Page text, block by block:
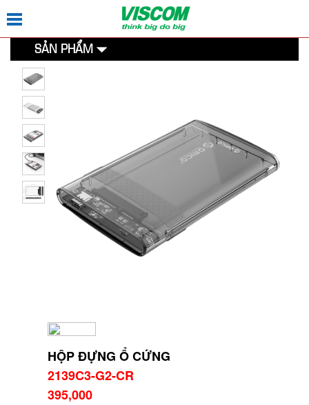
SẢN PHẨM
HỘP ĐỰNG Ổ CỨNG
2139C3-G2-CR
395,000